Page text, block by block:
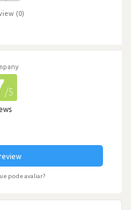
(0)
/5
pode avaliar?